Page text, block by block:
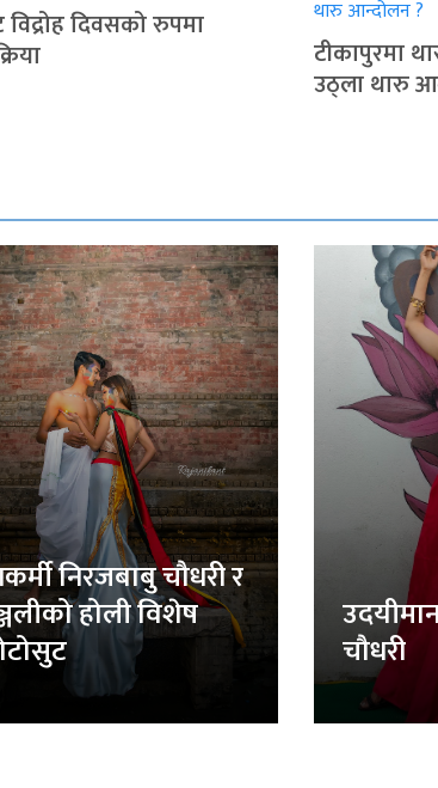
दिवसको रुपमा
टीकापुरमा
उठ्ला थारु
निरजबाबु चौधरी र
होली विशेष
चौधरी